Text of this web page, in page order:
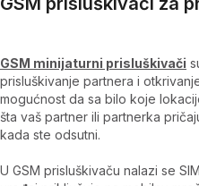
GSM minijaturni prisluškivači
prisluškivanje partnera i
mogućnost da sa bilo koje
šta vaš partner ili partnerka
kada ste odsutni.
U GSM prisluškivaču nalazi se